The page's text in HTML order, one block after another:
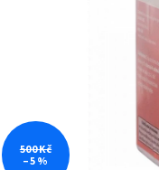
500 Kč
–5 %